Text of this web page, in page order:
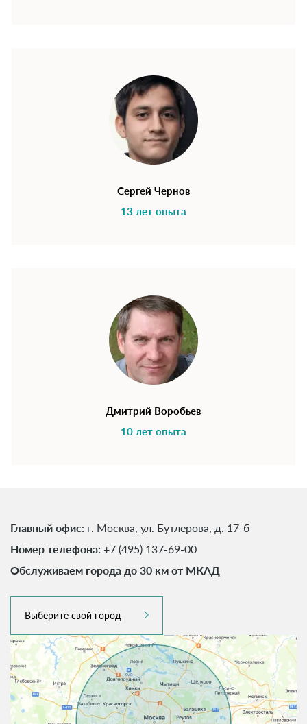
Сергей Чернов
13 лет опыта
Дмитрий Воробьев
10 лет опыта
Главный офис: г. Москва, ул. Бутлерова, д. 17-б
Номер телефона: +7 (495) 137-69-00
Обслуживаем города до 30 км от МКАД
Выберите свой город